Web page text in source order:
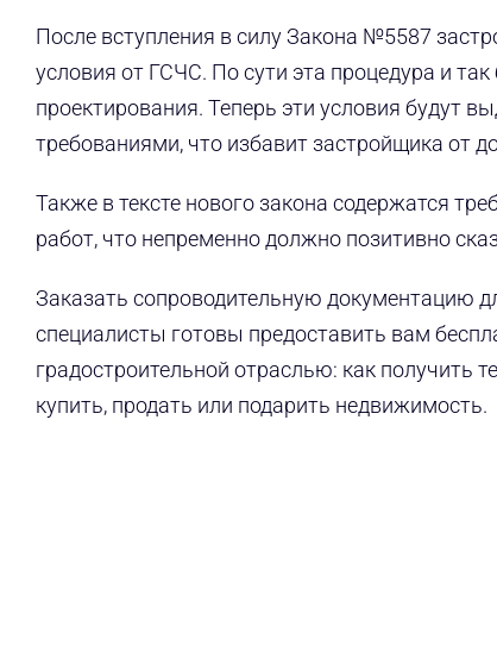
После вступления в силу Закона №5587
условия от ГСЧС. По сути эта процедура и
проектирования. Теперь эти условия будут
требованиями, что избавит застройщика от
Также в тексте нового закона содержатся
работ, что непременно должно позитивно
Заказать сопроводительную документацию
специалисты готовы предоставить вам
градостроительной отраслью: как получить
купить, продать или подарить недвижимость.